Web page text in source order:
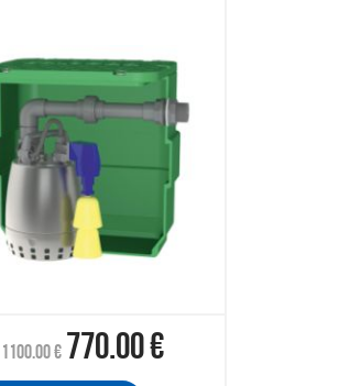
1100.00€ 770.00€